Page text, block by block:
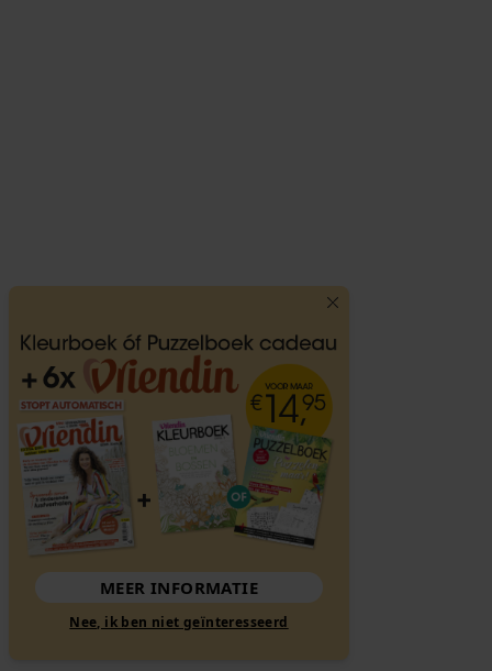
MEER INFORMATIE
Nee, ik ben niet geïnteresseerd